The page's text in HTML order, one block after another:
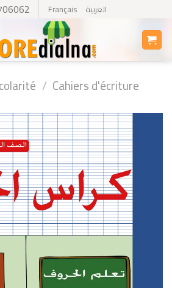
Français العربية
/ Cahiers d'écriture